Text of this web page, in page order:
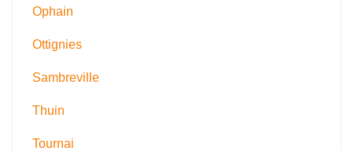
Ophain
Ottignies
Sambreville
Thuin
Tournai